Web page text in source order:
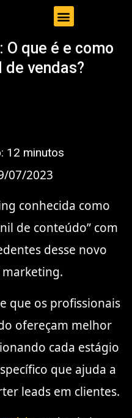
O que é e como
vendas?
12 minutos
07/2023
conhecida como
de conteúdo” com
desse novo
que os profissionais
ofereçam melhor
cada estágio
que ajuda a
leads em clientes.